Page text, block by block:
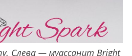
Слева — муассанит Bright